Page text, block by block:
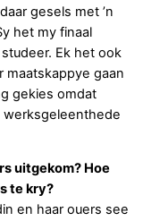
gesels met ’n
het my finaal
Ek het ook
maatskappye gaan
gekies omdat
werksgeleenthede
uitgekom? Hoe
te kry?
en haar ouers see